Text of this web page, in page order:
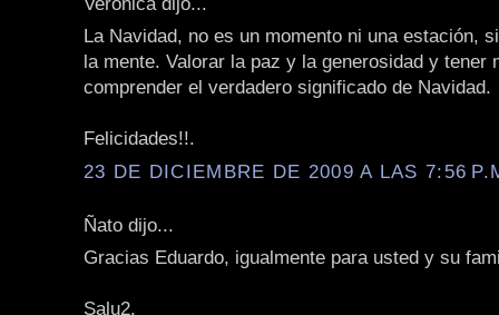
La Navidad, no es un momento ni una estación,
la mente. Valorar la paz y la generosidad y tener
comprender el verdadero significado de Navidad.
Felicidades!!.
23 DE DICIEMBRE DE 2009 A LAS 7:56
Ñato dijo...
Gracias Eduardo, igualmente para usted y su
Salu2.